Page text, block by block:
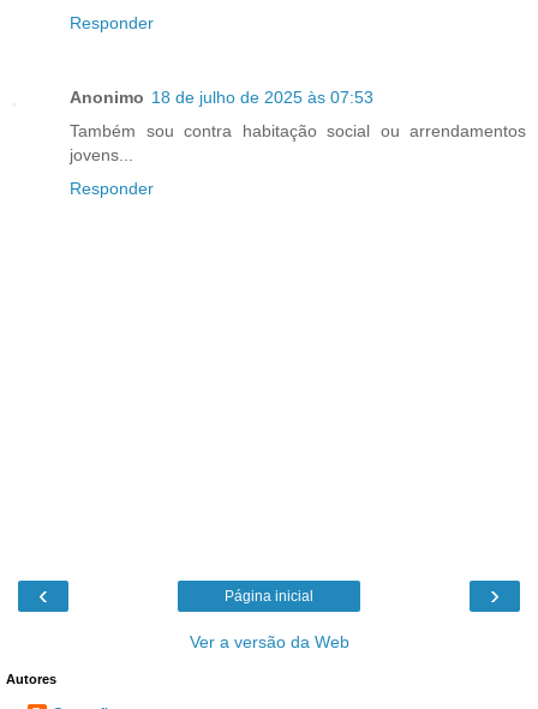
Responder
Anonimo 18 de julho de 2025 às 07:53
Também sou contra habitação social ou arrendamentos
jovens...
Responder
‹ ›
Página inicial
Ver a versão da Web
Autores